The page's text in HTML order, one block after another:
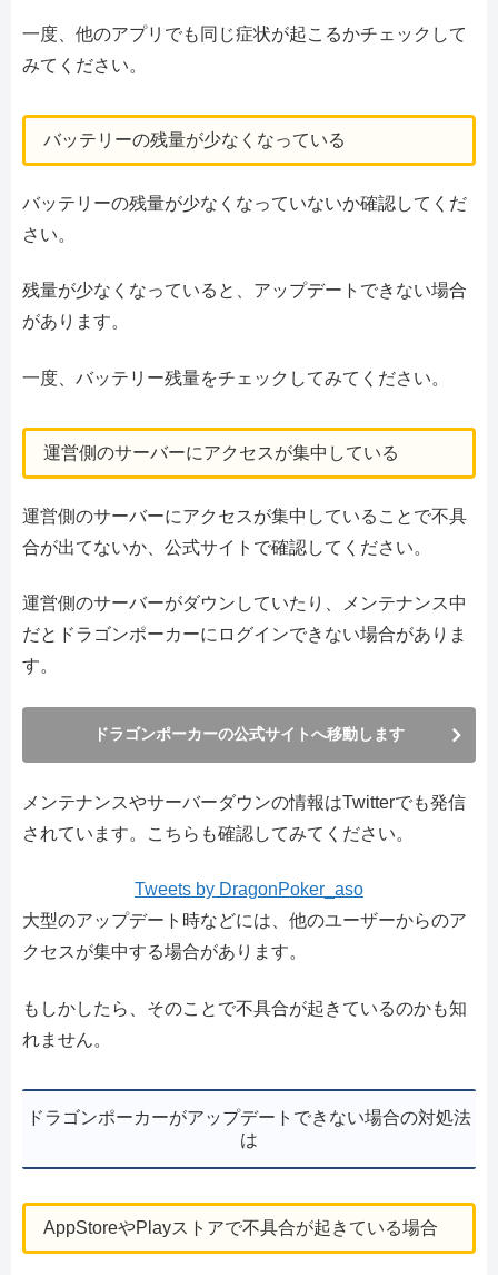
一度、他のアプリでも同じ症状が起こるかチェックして
みてください。
バッテリーの残量が少なくなっている
バッテリーの残量が少なくなっていないか確認してくだ
さい。
残量が少なくなっていると、アップデートできない場合
があります。
一度、バッテリー残量をチェックしてみてください。
運営側のサーバーにアクセスが集中している
運営側のサーバーにアクセスが集中していることで不具
合が出てないか、公式サイトで確認してください。
運営側のサーバーがダウンしていたり、メンテナンス中
だとドラゴンポーカーにログインできない場合がありま
す。
ドラゴンポーカーの公式サイトへ移動します
メンテナンスやサーバーダウンの情報はTwitterでも発信
されています。こちらも確認してみてください。
Tweets by DragonPoker_aso
大型のアップデート時などには、他のユーザーからのア
クセスが集中する場合があります。
もしかしたら、そのことで不具合が起きているのかも知
れません。
ドラゴンポーカーがアップデートできない場合の対処法
は
AppStoreやPlayストアで不具合が起きている場合